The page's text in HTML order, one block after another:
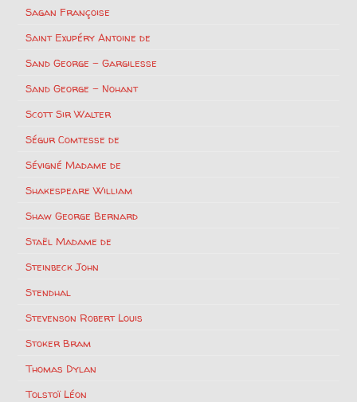
Sagan Françoise
Saint Exupéry Antoine de
Sand George – Gargilesse
Sand George – Nohant
Scott Sir Walter
Ségur Comtesse de
Sévigné Madame de
Shakespeare William
Shaw George Bernard
Staël Madame de
Steinbeck John
Stendhal
Stevenson Robert Louis
Stoker Bram
Thomas Dylan
Tolstoï Léon